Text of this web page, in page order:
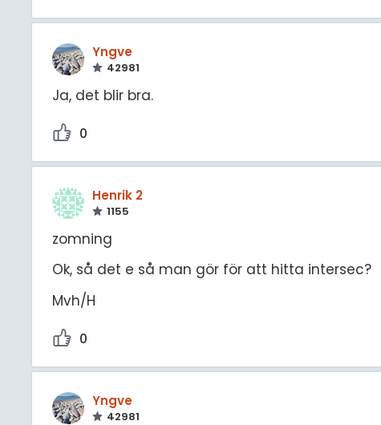
Yngve
42981
Ja, det blir bra.
0
Henrik 2
1155
zomning
Ok, så det e så man gör för att hitta intersec?
Mvh/H
0
Yngve
42981